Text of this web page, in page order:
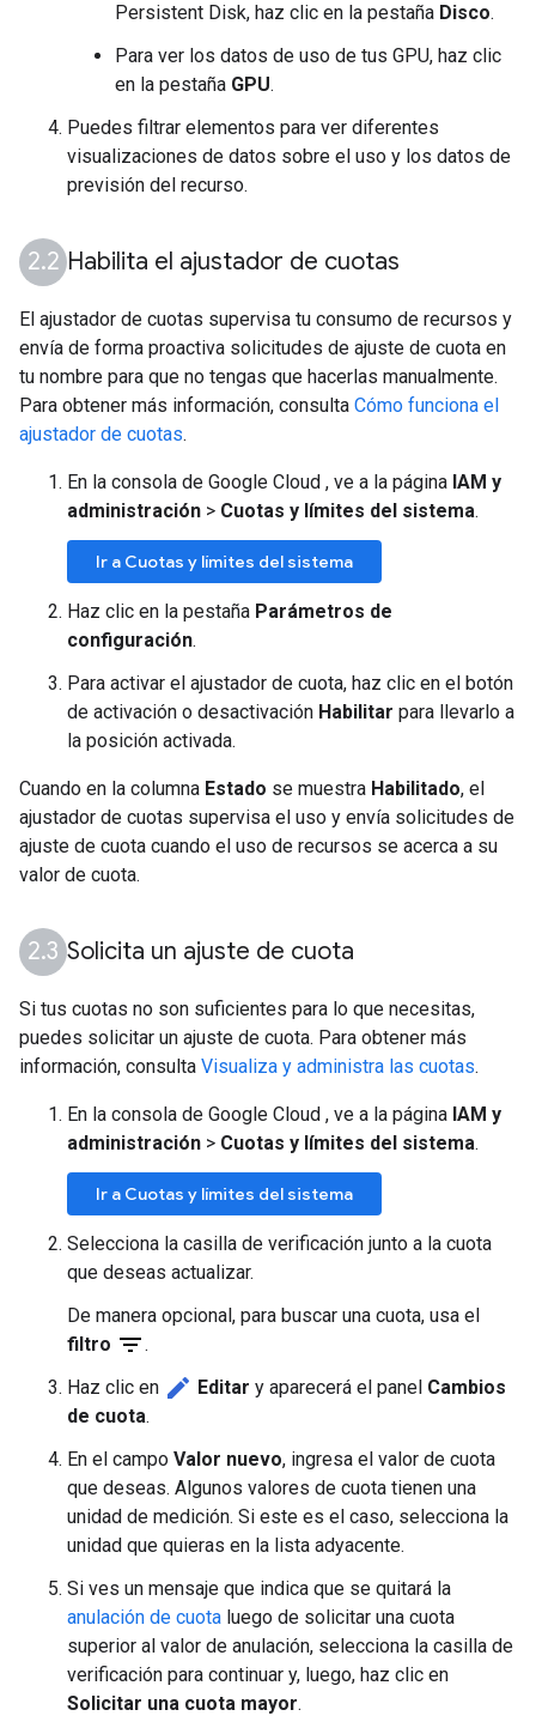
Persistent Disk, haz clic en la pestaña Disco.
Para ver los datos de uso de tus GPU, haz clic
en la pestaña GPU.
Puedes filtrar elementos para ver diferentes
visualizaciones de datos sobre el uso y los datos de
previsión del recurso.
Habilita el ajustador de cuotas
El ajustador de cuotas supervisa tu consumo de recursos y
envía de forma proactiva solicitudes de ajuste de cuota en
tu nombre para que no tengas que hacerlas manualmente.
Para obtener más información, consulta Cómo funciona el
ajustador de cuotas.
En la consola de Google Cloud , ve a la página IAM y
administración > Cuotas y límites del sistema.
Ir a Cuotas y límites del sistema
Haz clic en la pestaña Parámetros de
configuración.
Para activar el ajustador de cuota, haz clic en el botón
de activación o desactivación Habilitar para llevarlo a
la posición activada.
Cuando en la columna Estado se muestra Habilitado, el
ajustador de cuotas supervisa el uso y envía solicitudes de
ajuste de cuota cuando el uso de recursos se acerca a su
valor de cuota.
Solicita un ajuste de cuota
Si tus cuotas no son suficientes para lo que necesitas,
puedes solicitar un ajuste de cuota. Para obtener más
información, consulta Visualiza y administra las cuotas.
En la consola de Google Cloud , ve a la página IAM y
administración > Cuotas y límites del sistema.
Ir a Cuotas y límites del sistema
Selecciona la casilla de verificación junto a la cuota
que deseas actualizar.
De manera opcional, para buscar una cuota, usa el
filtro filter_list.
Haz clic en create Editar y aparecerá el panel Cambios
de cuota.
En el campo Valor nuevo, ingresa el valor de cuota
que deseas. Algunos valores de cuota tienen una
unidad de medición. Si este es el caso, selecciona la
unidad que quieras en la lista adyacente.
Si ves un mensaje que indica que se quitará la
anulación de cuota luego de solicitar una cuota
superior al valor de anulación, selecciona la casilla de
verificación para continuar y, luego, haz clic en
Solicitar una cuota mayor.